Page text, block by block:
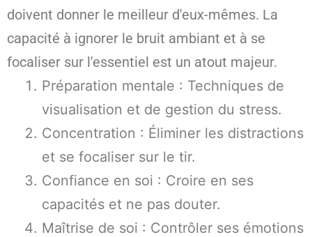
doivent donner le meilleur d'eux-mêmes. La
capacité à ignorer le bruit ambiant et à se
focaliser sur l'essentiel est un atout majeur.
Préparation mentale : Techniques de
visualisation et de gestion du stress.
Concentration : Éliminer les distractions
et se focaliser sur le tir.
Confiance en soi : Croire en ses
capacités et ne pas douter.
Maîtrise de soi : Contrôler ses émotions